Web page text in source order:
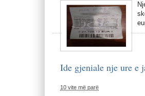
Ide gjeniale nje ure e
10 vite më parë